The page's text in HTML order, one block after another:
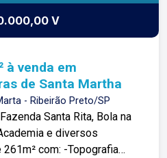
V
à venda em
de Santa Martha
- Ribeirão Preto/SP
Santa Rita, Bola na
e diversos